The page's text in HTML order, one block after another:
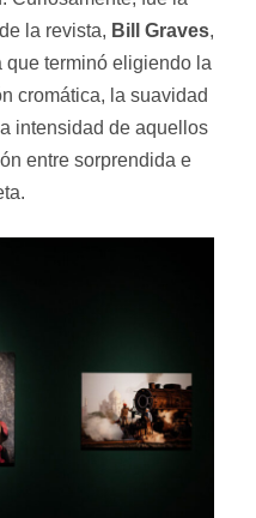
la revista, Bill Graves,
que terminó eligiendo la
cromática, la suavidad
intensidad de aquellos
entre sorprendida e